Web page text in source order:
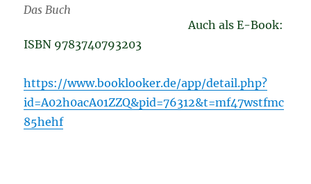
Das Buch
Auch als E-Book:
ISBN 9783740793203
https://www.booklooker.de/app/detail.php?
id=A02h0acA01ZZQ&pid=76312&t=mf47wstfmc
85hehf